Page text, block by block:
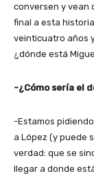
conversen y vean
final a esta
veinticuatro años
¿dónde está
-¿Cómo sería el
-Estamos
a López (y puede
verdad: que se
llegar a donde